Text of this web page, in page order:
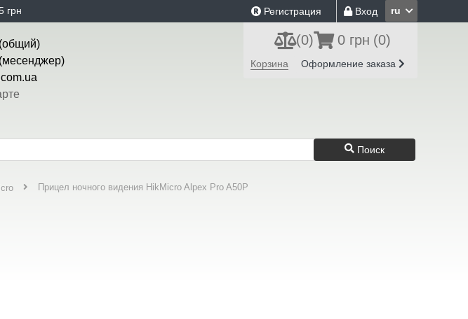
грн ru
Вход
Регистрация
(0) 0 грн (0)
Корзина Оформление заказа
Поиск
Прицел ночного видения HikMicro Alpex Pro A50P